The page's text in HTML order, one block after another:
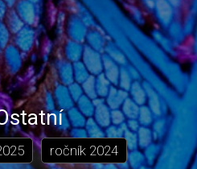
ročník 2024